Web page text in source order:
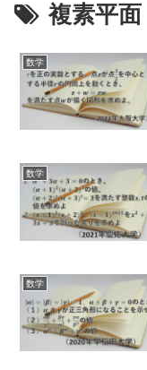
複素平面
数学
数学
数学